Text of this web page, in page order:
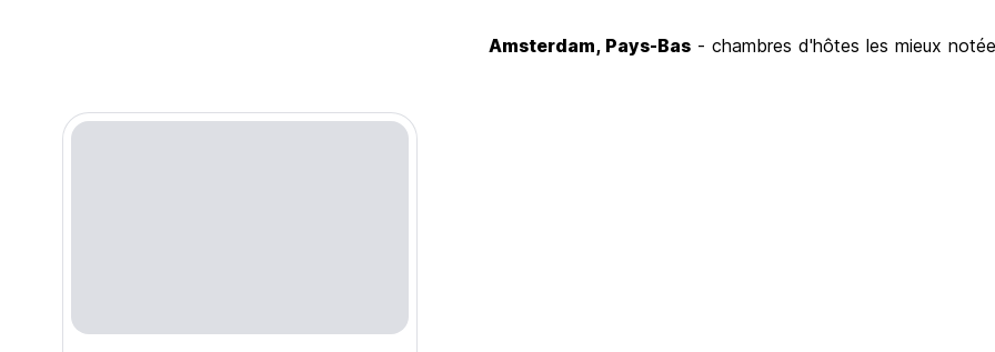
Amsterdam, Pays-Bas- chambres d'hôtes les mieux